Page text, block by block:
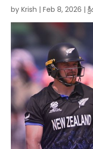
byKrish |Feb 8, 2026 |